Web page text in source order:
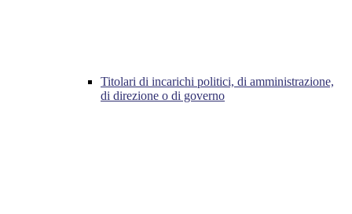
Titolari di incarichi politici, di amministrazione,
di direzione o di governo